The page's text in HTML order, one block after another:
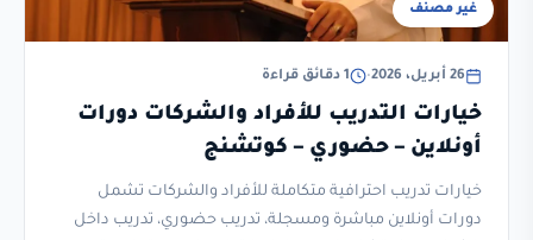
غير مصنف
26 أبريل، 2026 • 1 دقائق قراءة
خيارات التدريب للأفراد والشركات دورات
أونلاين – حضوري – كوتشنج
خيارات تدريب احترافية متكاملة للأفراد والشركات تشمل
دورات أونلاين مباشرة ومسجلة، تدريب حضوري، تدريب داخل